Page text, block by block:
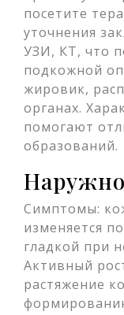
посетите
уточнения
УЗИ, КТ, что
подкожной
жировик,
органах.
помогают
образований.
Симптомы:
изменяется
гладкой при
Активный
растяжение